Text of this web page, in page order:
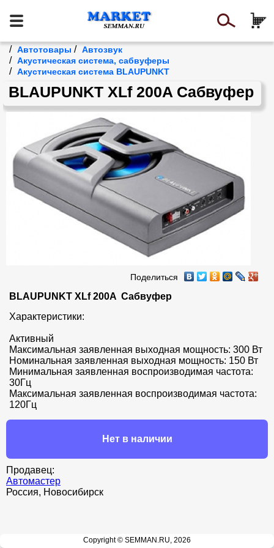
/ Автотовары / Автозвук
/ Акустическая система, сабвуферы
/ Акустическая система BLAUPUNKT
BLAUPUNKT XLf 200A Сабвуфер
Поделиться
BLAUPUNKT XLf 200A  Сабвуфер
Характеристики:
Активный
Максимальная заявленная выходная мощность: 300 Вт
Номинальная заявленная выходная мощность: 150 Вт
Минимальная заявленная воспроизводимая частота:
30Гц
Максимальная заявленная воспроизводимая частота:
120Гц
Нет в наличии
Продавец:
Автомастер
Россия, Новосибирск
Copyright © SEMMAN.RU, 2026